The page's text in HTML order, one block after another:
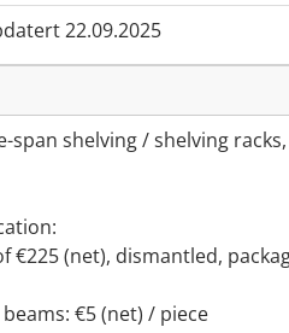
22.09.2025
span shelving / shelving
€225 (net), dismantled,
€5 (net) / piece